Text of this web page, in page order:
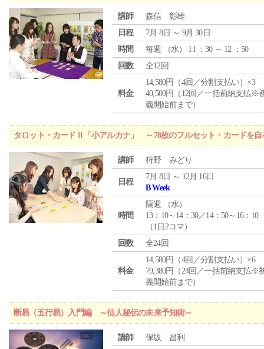
講師
森信 彰雄
日程
7月 8日 ～ 9月 30日
時間
毎週 （水） 11 ：30 ～ 12 ：50
回数
全12回
料金
14,580円（4回／分割支払い）×3
40,500円（12回／一括前納支払※
義開始前まで）
タロット・カードⅡ「小アルカナ」 ～78枚のフルセット・カードを自
講師 狩野 みどり
日程
7月 8日 ～ 12月 16日
B Week
時間
隔週 （水）
13：10～14：30／14：50～16：10
（1日2コマ）
回数
全24回
料金
14,580円（4回／分割支払い）×6
79,380円（24回／一括前納支払※
義開始前まで）
断易（五行易）入門編 ～仙人秘伝の未来予知術～
講師
保坂 昌利